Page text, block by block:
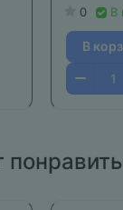
0 В
В